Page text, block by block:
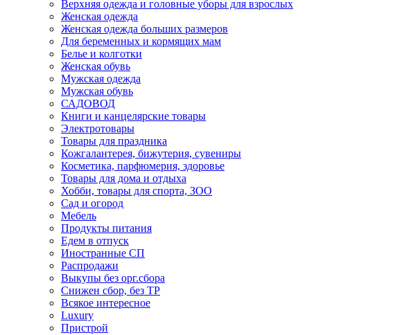
Верхняя одежда и головные уборы для взрослых
Женская одежда
Женская одежда больших размеров
Для беременных и кормящих мам
Белье и колготки
Женская обувь
Мужская одежда
Мужская обувь
САДОВОД
Книги и канцелярские товары
Электротовары
Товары для праздника
Кожгалантерея, бижутерия, сувениры
Косметика, парфюмерия, здоровье
Товары для дома и отдыха
Хобби, товары для спорта, ЗОО
Сад и огород
Мебель
Продукты питания
Едем в отпуск
Иностранные СП
Распродажи
Выкупы без орг.сбора
Снижен сбор, без ТР
Всякое интересное
Luxury
Пристрой